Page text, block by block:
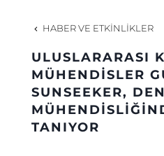
TEKNENIZIN
HABER VE ETKINLIKLER
ULUSLARARASI
MÜHENDISLER
SUNSEEKER,
TANIYOR